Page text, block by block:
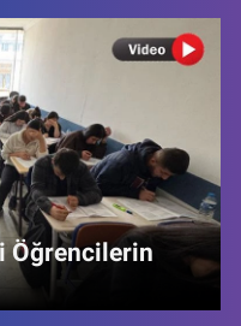
Öğrencilerin